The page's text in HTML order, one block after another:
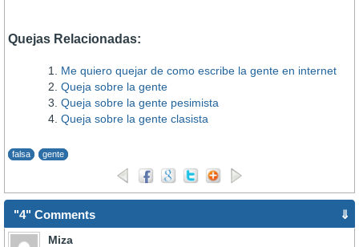
Quejas Relacionadas:
Me quiero quejar de como escribe la gente en internet
Queja sobre la gente
Queja sobre la gente pesimista
Queja sobre la gente clasista
falsa gente
"4" Comments ⇓
Miza